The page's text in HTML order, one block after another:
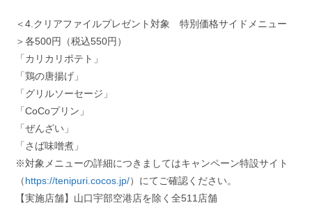
＜4.クリアファイルプレゼント対象 特別価格サイドメニュー
＞各500円（税込550円）
「カリカリポテト」
「鶏の唐揚げ」
「グリルソーセージ」
「CoCoプリン」
「ぜんざい」
「さば味噌煮」
※対象メニューの詳細につきましてはキャンペーン特設サイト
（https://tenipuri.cocos.jp/）にてご確認ください。
【実施店舗】山口宇部空港店を除く全511店舗